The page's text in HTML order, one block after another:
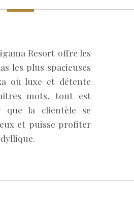
Resort offre les
les plus spacieuses
où luxe et détente
mots, tout est
que la clientèle se
et puisse profiter